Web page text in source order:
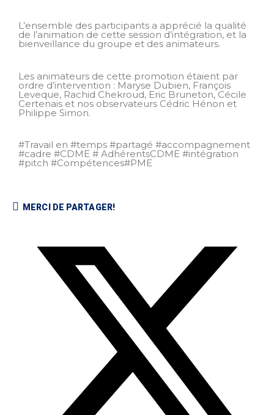
L’ensemble des participants a apprécié la qualité
de l’animation de cette session d’intégration, et la
bienveillance du groupe et des animateurs.
Les animateurs de cette promotion étaient par
ordre d’intervention : Maryse Dubien, François
Leveque, Rachid Chekroud, Eric Bruneton, Cécile
Certenais et nos observateurs Cédric Hénon et
Philippe Simon.
#Travail en #temps #partagé #accompagnement
#cadre #CDME # AdhérentsCDME #intégration
#pitch #Compétences#PME
MERCI DE PARTAGER!